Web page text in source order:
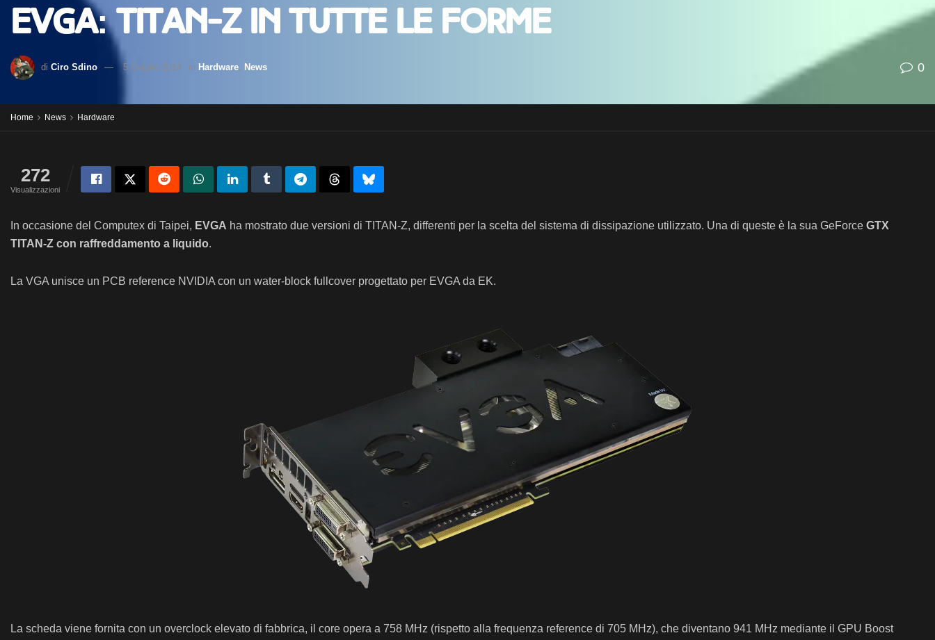
EVGA: Titan-Z in tutte le forme
di Ciro Sdino 5 Giugno 2014 in Hardware News 0
Home News Hardware
272
Visualizzazioni
In occasione del Computex di Taipei, EVGA ha mostrato due versioni di TITAN-Z, differenti per la scelta del sistema di dissipazione utilizzato. Una di queste è la sua GeForce GTX
TITAN-Z con raffreddamento a liquido.
La VGA unisce un PCB reference NVIDIA con un water-block fullcover progettato per EVGA da EK.
La scheda viene fornita con un overclock elevato di fabbrica, il core opera a 758 MHz (rispetto alla frequenza reference di 705 MHz), che diventano 941 MHz mediante il GPU Boost